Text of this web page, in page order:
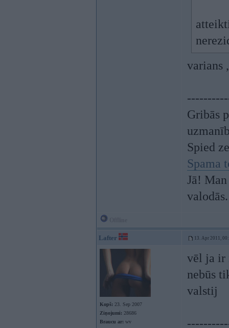
varians
Gribās
Spied
Spama
Jā!
valodās.
Lafter 13. Apr 2011,
Kopš: 23. Sep 2007
Ziņojumi: 28686
Braucu ar: wv
vēl ja ir
nebūs
valstij